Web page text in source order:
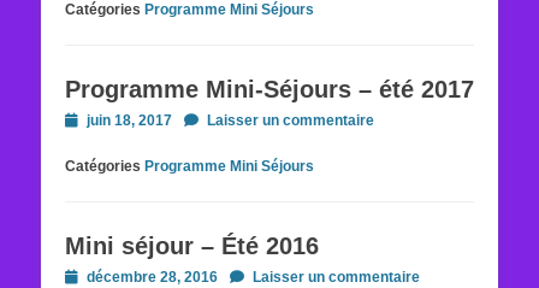
Catégories Programme Mini Séjours
Programme Mini-Séjours – été 2017
Postedjuin 18, 2017 Laisser un commentaire
Catégories Programme Mini Séjours
Mini séjour – Été 2016
Posteddécembre 28, 2016 Laisser un commentaire